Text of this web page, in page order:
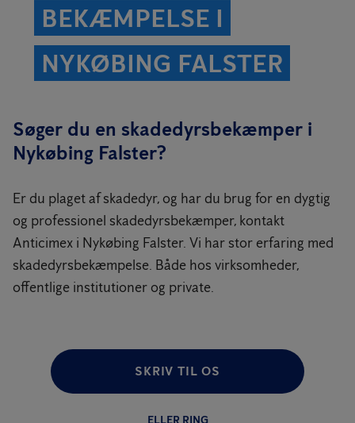
BEKÆMPELSE I
NYKØBING FALSTER
Søger du en skadedyrsbekæmper i
Nykøbing Falster?
Er du plaget af skadedyr, og har du brug for en dygtig
og professionel skadedyrsbekæmper, kontakt
Anticimex i Nykøbing Falster. Vi har stor erfaring med
skadedyrsbekæmpelse. Både hos virksomheder,
offentlige institutioner og private.
SKRIV TIL OS
ELLER RING